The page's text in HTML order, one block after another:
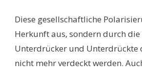
Diese gesellschaftliche
Herkunft aus, sondern durch
Unterdrücker und Unterdrückte
nicht mehr verdeckt werden.